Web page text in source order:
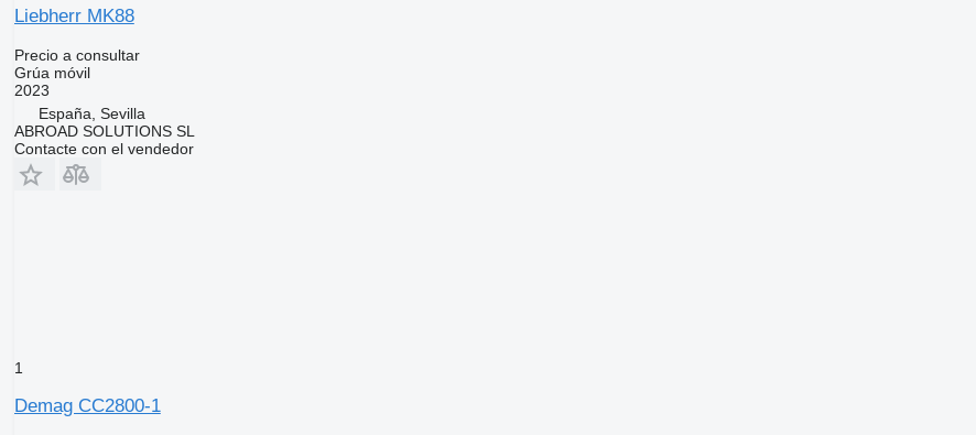
Liebherr MK88
Precio a consultar
Grúa móvil
2023
España, Sevilla
ABROAD SOLUTIONS SL
Contacte con el vendedor
1
Demag CC2800-1